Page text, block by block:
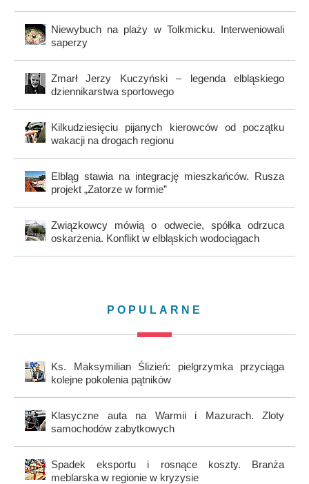
Niewybuch na plaży w Tolkmicku. Interweniowali
saperzy
Zmarł Jerzy Kuczyński – legenda elbląskiego
dziennikarstwa sportowego
Kilkudziesięciu pijanych kierowców od początku
wakacji na drogach regionu
Elbląg stawia na integrację mieszkańców. Rusza
projekt „Zatorze w formie”
Związkowcy mówią o odwecie, spółka odrzuca
oskarżenia. Konflikt w elbląskich wodociągach
POPULARNE
Ks. Maksymilian Ślizień: pielgrzymka przyciąga
kolejne pokolenia pątników
Klasyczne auta na Warmii i Mazurach. Zloty
samochodów zabytkowych
Spadek eksportu i rosnące koszty. Branża
meblarska w regionie w kryzysie